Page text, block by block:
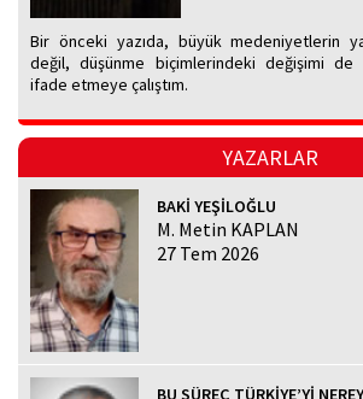
Bir önceki yazıda, büyük medeniyetlerin
değil, düşünme biçimlerindeki değişimi de
ifade etmeye çalıştım.
YAZARLAR
BAKİ YEŞİLOĞLU
M. Metin KAPLAN
27 Tem 2026
BU SÜREÇ TÜRKİYE’Yİ